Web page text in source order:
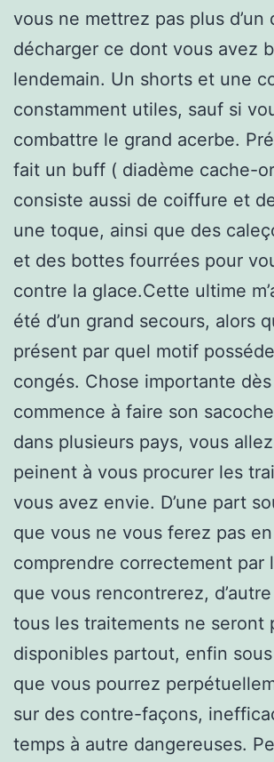
vous ne mettrez pas plus d’un
décharger ce dont vous avez
lendemain. Un shorts et une
constamment utiles, sauf si
combattre le grand acerbe.
fait un buff ( diadème cache-
consiste aussi de coiffure et
une toque, ainsi que des
et des bottes fourrées pour
contre la glace.Cette ultime
été d’un grand secours, alors
présent par quel motif
congés. Chose importante dès
commence à faire son
dans plusieurs pays, vous
peinent à vous procurer les
vous avez envie. D’une part
que vous ne vous ferez pas
comprendre correctement par
que vous rencontrerez,
tous les traitements ne seront
disponibles partout, enfin
que vous pourrez
sur des contre-façons,
temps à autre dangereuses.